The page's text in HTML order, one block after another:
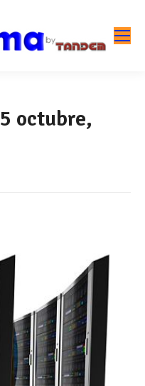
5 octubre,